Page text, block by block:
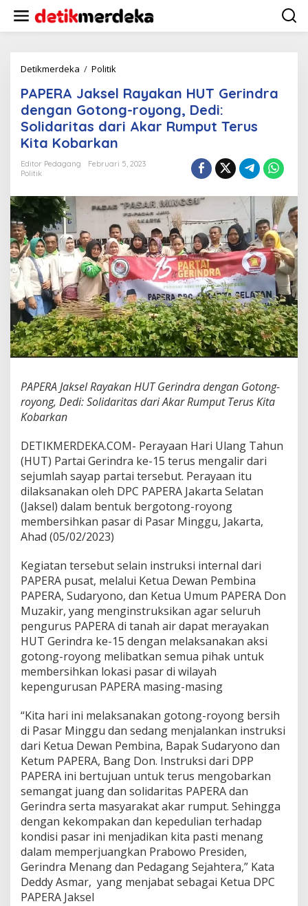
w
Detikmerdeka / Politik
E
R
A
J
k
l
a
y
a
k
a
n
H
U
T
G
e
n
d
d
e
n
g
a
n
G
o
n
g
-
r
o
y
o
n
g
,
D
d
:
S
o
l
i
d
a
r
i
t
a
s
d
PAPERA Jaksel Rayakan HUT Gerindra
dengan Gotong-royong, Dedi:
Solidaritas dari Akar Rumput Terus
Kita Kobarkan
Editor Pedagang
Februari 5, 2023
Politik
PAPERA Jaksel Rayakan HUT Gerindra dengan Gotong-
royong, Dedi: Solidaritas dari Akar Rumput Terus Kita
Kobarkan
DETIKMERDEKA.COM- Perayaan Hari Ulang Tahun
(HUT) Partai Gerindra ke-15 terus mengalir dari
sejumlah sayap partai tersebut. Perayaan itu
dilaksanakan oleh DPC PAPERA Jakarta Selatan
(Jaksel) dalam bentuk bergotong-royong
membersihkan pasar di Pasar Minggu, Jakarta,
Ahad (05/02/2023)
Kegiatan tersebut selain instruksi internal dari
PAPERA pusat, melalui Ketua Dewan Pembina
PAPERA, Sudaryono, dan Ketua Umum PAPERA Don
Muzakir, yang menginstruksikan agar seluruh
pengurus PAPERA di tanah air dapat merayakan
HUT Gerindra ke-15 dengan melaksanakan aksi
gotong-royong melibatkan semua pihak untuk
membersihkan lokasi pasar di wilayah
kepengurusan PAPERA masing-masing
“Kita hari ini melaksanakan gotong-royong bersih
di Pasar Minggu dan sedang menjalankan instruksi
dari Ketua Dewan Pembina, Bapak Sudaryono dan
Ketum PAPERA, Bang Don. Instruksi dari DPP
PAPERA ini bertujuan untuk terus mengobarkan
semangat juang dan solidaritas PAPERA dan
Gerindra serta masyarakat akar rumput. Sehingga
dengan kekompakan dan kepedulian terhadap
kondisi pasar ini menjadikan kita pasti menang
dalam memperjuangkan Prabowo Presiden,
Gerindra Menang dan Pedagang Sejahtera,” Kata
Deddy Asmar, yang menjabat sebagai Ketua DPC
PAPERA Jaksel